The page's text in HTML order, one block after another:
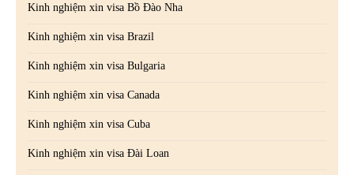
Kinh nghiệm xin visa Bồ Đào Nha
Kinh nghiệm xin visa Brazil
Kinh nghiệm xin visa Bulgaria
Kinh nghiệm xin visa Canada
Kinh nghiệm xin visa Cuba
Kinh nghiệm xin visa Đài Loan